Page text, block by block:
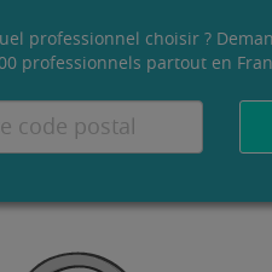
professionnel choisir ?
professionnels partout en